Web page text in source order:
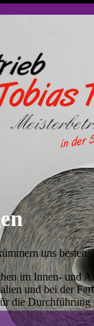
uns
im Innen- und
und bei der
die